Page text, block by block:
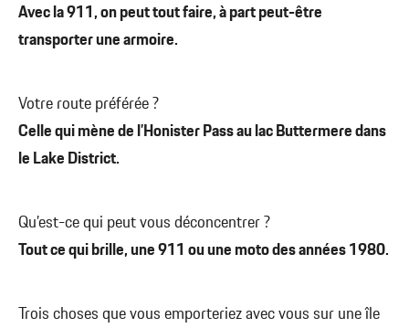
Avec la 911, on peut tout faire, à part peut-être
transporter une armoire.
Votre route préférée ?
Celle qui mène de l’Honister Pass au lac Buttermere dans
le Lake District.
Qu’est-ce qui peut vous déconcentrer ?
Tout ce qui brille, une 911 ou une moto des années 1980.
Trois choses que vous emporteriez avec vous sur une île